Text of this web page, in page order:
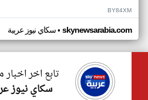
BY84XM
سكاي نيوز عربية• skynewsarabia.com
تابع اخر اخبار
سكاي نيوز